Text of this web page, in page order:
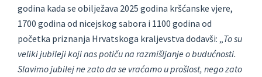
godina kada se obilježava 2025 godina kršćanske vjere,
1700 godina od nicejskog sabora i 1100 godina od
početka priznanja Hrvatskoga kraljevstva dodavši: „To su
veliki jubileji koji nas potiču na razmišljanje o budućnosti.
Slavimo jubilej ne zato da se vraćamo u prošlost, nego zato